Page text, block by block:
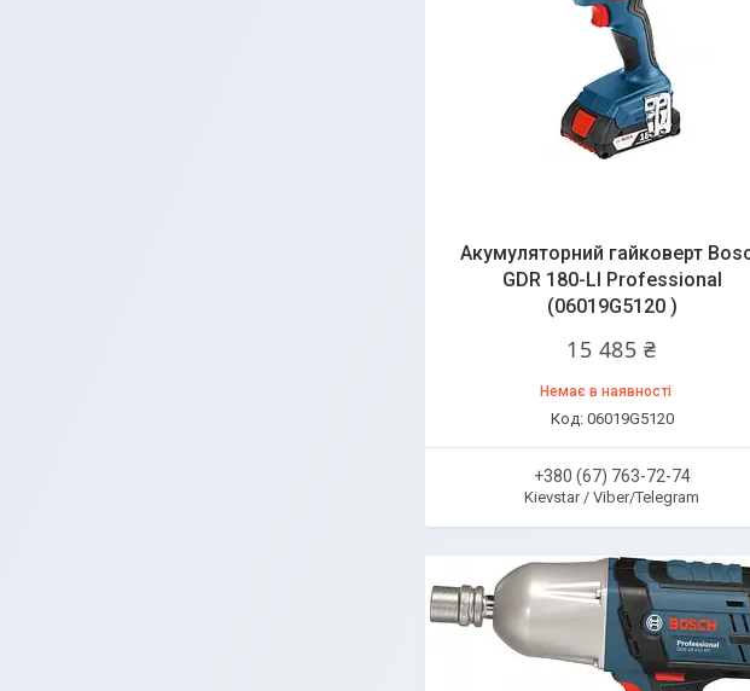
Акумуляторний гайковерт
GDR 180-LI Professional
(06019G5120 )
15 485 ₴
Немає в наявності
06019G5120
+380 (67) 763-72-74
Kievstar / Viber/Telegram